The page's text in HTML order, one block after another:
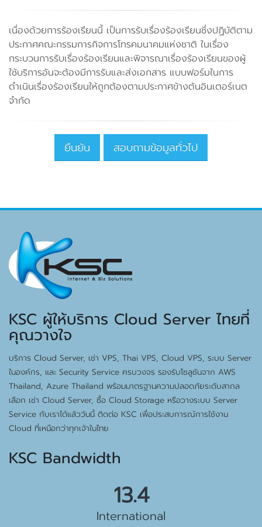
เนื่องด้วยการร้องเรียนนี้ เป็นการรับเรื่องร้องเรียนซึ่งปฏิบัติตาม
ประกาศคณะกรรมการกิจการโทรคมนาคมแห่งชาติ ในเรื่อง
กระบวนการรับเรื่องร้องเรียนและพิจารณาเรื่องร้องเรียนของผู้
ใช้บริการอันจะต้องมีการรับและส่งเอกสาร แบบฟอร์มในการ
ดำเนินเรื่องร้องเรียนให้ถูกต้องตามประกาศข้างต้นอินเตอร์เนต
จำกัด
KSC ผู้ให้บริการ Cloud Server ไทยที่
คุณวางใจ
บริการ Cloud Server, เช่า VPS, Thai VPS, Cloud VPS, ระบบ Server
ในองค์กร, และ Security Service ครบวงจร รองรับโซลูชันจาก AWS
Thailand, Azure Thailand พร้อมมาตรฐานความปลอดภัยระดับสากล
เลือก เช่า Cloud Server, ซื้อ Cloud Storage หรือวางระบบ Server
Service กับเราได้แล้ววันนี้ ติดต่อ KSC เพื่อประสบการณ์การใช้งาน
Cloud ที่เหนือกว่าทุกเจ้าในไทย
KSC Bandwidth
15.5 Gbps
International